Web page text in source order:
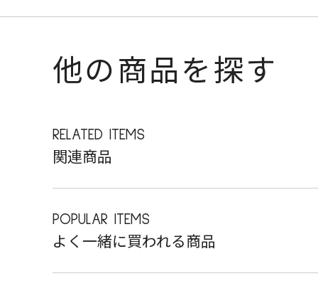
他の商品を探す
RELATED ITEMS
関連商品
POPULAR ITEMS
よく一緒に買われる商品